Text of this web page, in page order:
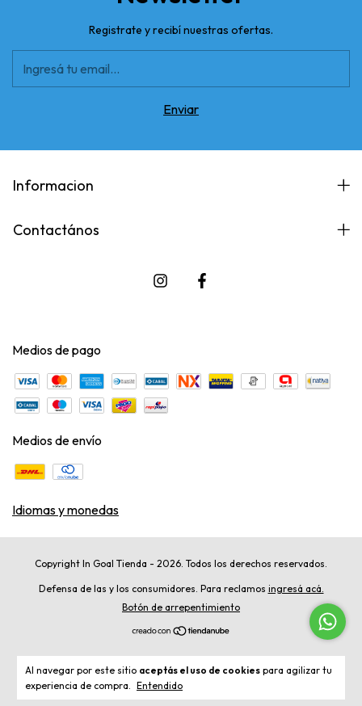
Al navegar por este sitio aceptás el uso de cookies para agilizar tu
experiencia de compra. Entendido
Registrate y recibí nuestras ofertas.
Informacion
Contactános
Medios de pago
Medios de envío
Idiomas y monedas
Copyright In Goal Tienda - 2026. Todos los derechos reservados.
Defensa de las y los consumidores. Para reclamos ingresá acá.
Botón de arrepentimiento